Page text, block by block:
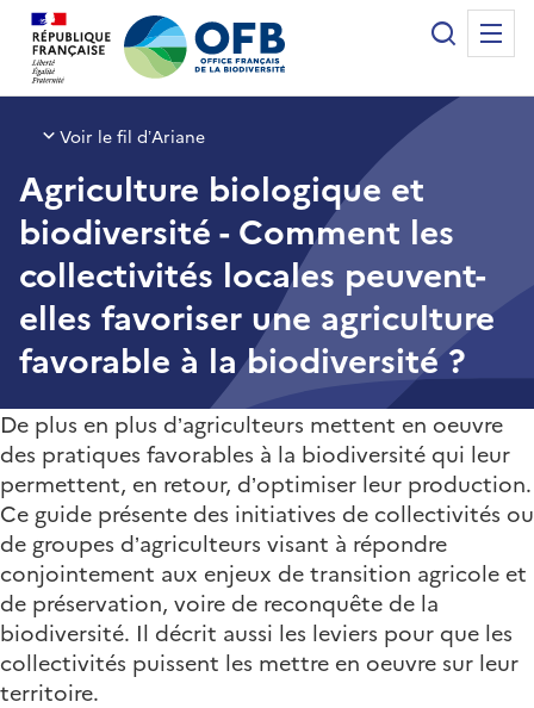
Office français de la biodiversité
Recherche
Voir le fil d’Ariane
Agriculture biologique et
biodiversité - Comment les
collectivités locales peuvent-
elles favoriser une agriculture
favorable à la biodiversité ?
De plus en plus d’agriculteurs mettent en oeuvre
des pratiques favorables à la biodiversité qui leur
permettent, en retour, d’optimiser leur production.
Ce guide présente des initiatives de collectivités ou
de groupes d’agriculteurs visant à répondre
conjointement aux enjeux de transition agricole et
de préservation, voire de reconquête de la
biodiversité. Il décrit aussi les leviers pour que les
collectivités puissent les mettre en oeuvre sur leur
territoire.
Panneau de gestion des cookies